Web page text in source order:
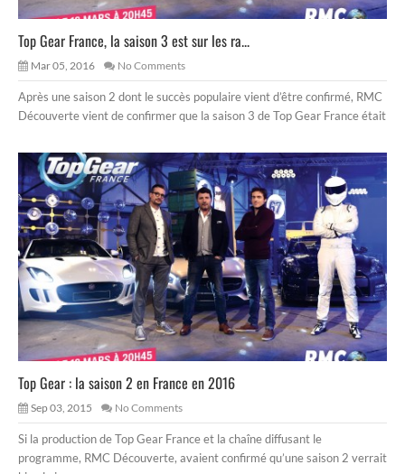
Top Gear France, la saison 3 est sur les ra...
Mar 05, 2016 No Comments
Après une saison 2 dont le succès populaire vient d’être confirmé, RMC
Découverte vient de confirmer que la saison 3 de Top Gear France était
Top Gear : la saison 2 en France en 2016
Sep 03, 2015 No Comments
Si la production de Top Gear France et la chaîne diffusant le
programme, RMC Découverte, avaient confirmé qu’une saison 2 verrait